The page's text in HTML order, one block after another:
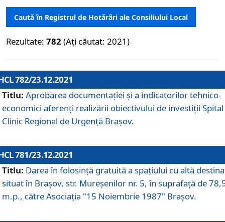
Caută în Registrul de Hotărâri ale Consiliului Local
Rezultate: 782 (Ați căutat: 2021)
782/23.12.2021
Titlu: Aprobarea documentației și a indicatorilor tehnico-
economici aferenți realizării obiectivului de investiții Spital
Clinic Regional de Urgență Brașov.
781/23.12.2021
Titlu: Darea în folosinţă gratuită a spaţiului cu altă
situat în Braşov, str. Mureşenilor nr. 5, în suprafaţă de
m.p., către Asociaţia "15 Noiembrie 1987" Braşov.